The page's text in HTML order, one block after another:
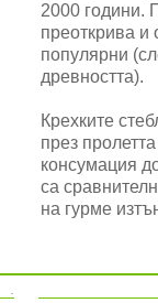
2000 години.
преоткрива и
популярни
древността).
Крехките
през
консумация
са
на гурме